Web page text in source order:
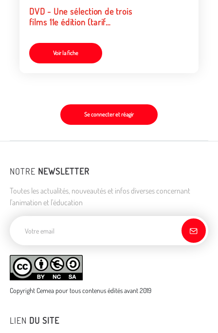
DVD - Une sélection de trois
films 11e édition (tarif
Voir la fiche
Se connecter et réagir
NOTRE NEWSLETTER
Toutes les actualités, nouveautés et infos diverses concernant
l'animation et l'éducation
Copyright Cemea pour tous contenus édités avant 2019
LIEN DU SITE